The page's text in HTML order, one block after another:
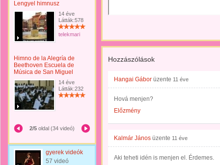
Lengyel himnusz
14 éve
Látták:578
telekmari
Himno de la Alegría de
Beethoven Escuela de
Música de San Miguel
14 éve
Látták:232
2/5 oldal (34 videó)
gyerek videók
57 videó
Hozzászólások
Hangai Gábor üzente 11 éve
Hová menjen?
Előzmény
Kalmár János üzente 11 éve
Aki teheti idén is menjen el. Érdemes.